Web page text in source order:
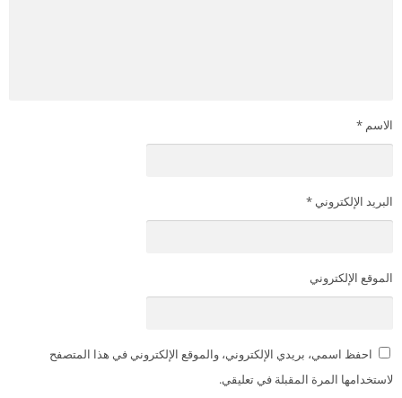
الاسم *
البريد الإلكتروني *
الموقع الإلكتروني
احفظ اسمي، بريدي الإلكتروني، والموقع الإلكتروني في هذا المتصفح
لاستخدامها المرة المقبلة في تعليقي.